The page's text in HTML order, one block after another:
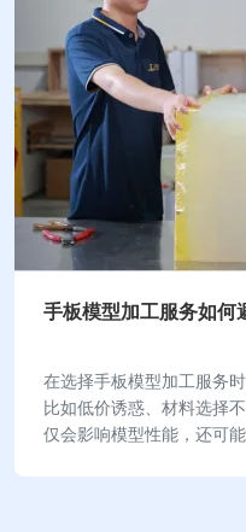
手板模型加工服务如何
在选择手板模型加工服务
比如低价诱惑、材料选择
仅会影响模型性能，还可